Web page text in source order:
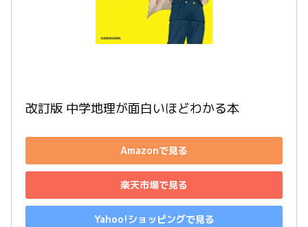
改訂版 中学地理が面白いほどわかる本
Amazonで見る
楽天市場で見る
Yahoo!ショッピングで見る